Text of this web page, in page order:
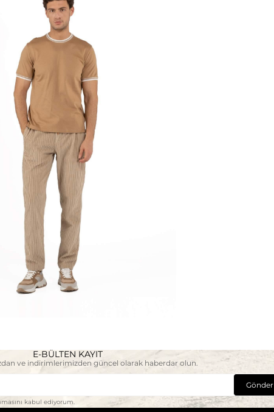
E-BÜLTEN KAYIT
ve indirimlerimizden güncel olarak haberdar olun.
Gönder
kabul ediyorum.